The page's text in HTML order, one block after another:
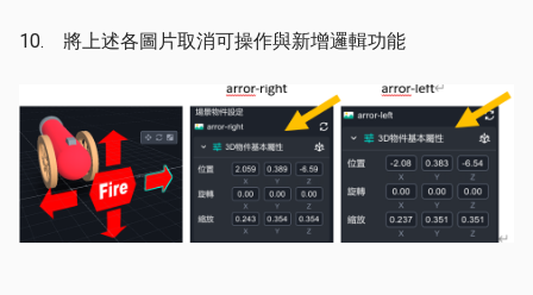
10. 將上述各圖片取消可操作與新增邏輯功能